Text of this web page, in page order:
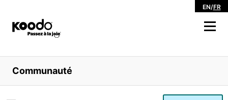
EN/FR
Magasiner
Libre service
Communauté